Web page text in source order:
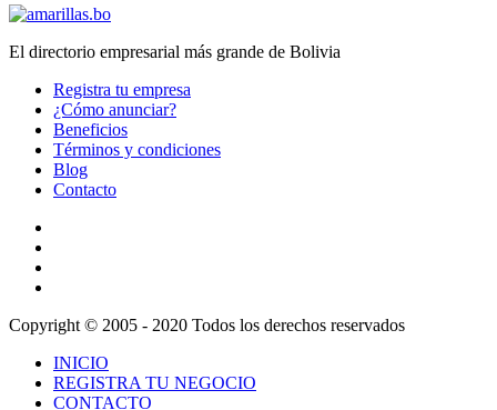
El directorio empresarial más grande de Bolivia
Registra tu empresa
¿Cómo anunciar?
Beneficios
Términos y condiciones
Blog
Contacto
Copyright © 2005 - 2020 Todos los derechos reservados
INICIO
REGISTRA TU NEGOCIO
CONTACTO